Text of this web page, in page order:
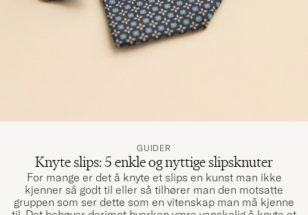
GUIDER
Knyte slips: 5 enkle og nyttige slipsknuter
For mange er det å knyte et slips en kunst man ikke
kjenner så godt til eller så tilhører man den motsatte
gruppen som ser dette som en vitenskap man må kjenne